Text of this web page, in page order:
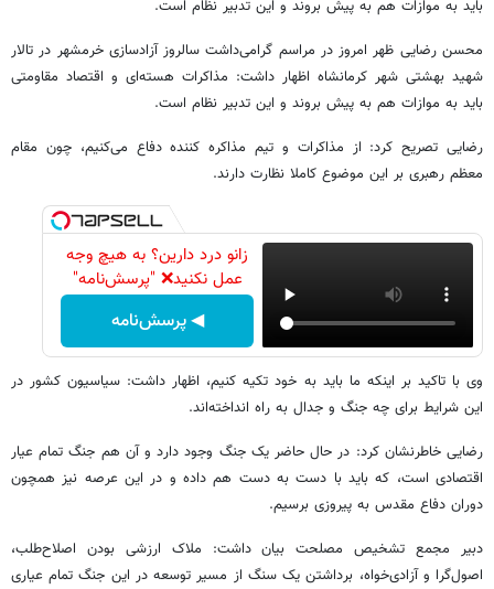
باید به موازات هم به پیش بروند و این تدبیر نظام است.
محسن رضایی ظهر امروز در مراسم گرامی‌داشت سالروز آزادسازی خرمشهر در تالار
شهید بهشتی شهر کرمانشاه اظهار داشت: مذاکرات هسته‌ای و اقتصاد مقاومتی
باید به موازات هم به پیش بروند و این تدبیر نظام است.
رضایی تصریح کرد: از مذاکرات و تیم مذاکره کننده دفاع می‌کنیم، چون مقام
معظم رهبری بر این موضوع کاملا نظارت دارند.
زانو درد دارین؟ به هیچ وجه
عمل نکنید❌ "پرسش‌نامه"
◀ پرسش‌نامه
وی با تاکید بر اینکه ما باید به خود تکیه کنیم، اظهار داشت: سیاسیون کشور در
این شرایط برای چه جنگ و جدال به راه انداخته‌اند.
رضایی خاطرنشان کرد: در حال حاضر یک جنگ وجود دارد و آن هم جنگ تمام عیار
اقتصادی است، که باید با دست به دست هم داده و در این عرصه نیز همچون
دوران دفاع مقدس به پیروزی برسیم.
دبیر مجمع تشخیص مصلحت بیان داشت: ملاک ارزشی بودن اصلاح‌طلب،
اصول‌گرا و آزادی‌خواه، برداشتن یک سنگ از مسیر توسعه در این جنگ تمام عیاری